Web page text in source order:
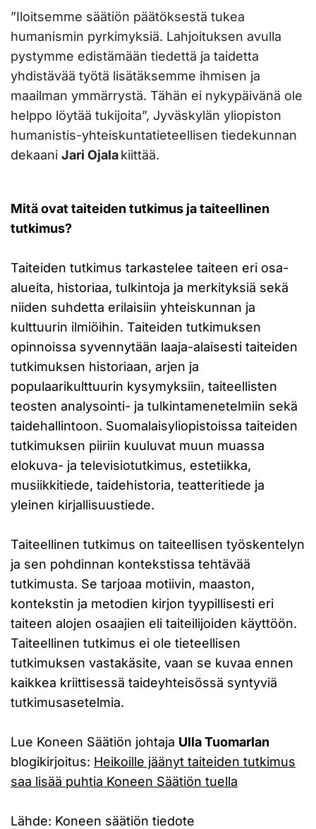
”Iloitsemme säätiön päätöksestä tukea
humanismin pyrkimyksiä. Lahjoituksen avulla
pystymme edistämään tiedettä ja taidetta
yhdistävää työtä lisätäksemme ihmisen ja
maailman ymmärrystä. Tähän ei nykypäivänä ole
helppo löytää tukijoita”, Jyväskylän yliopiston
humanistis-yhteiskuntatieteellisen tiedekunnan
dekaani Jari Ojalakiittää.
Mitä ovat taiteiden tutkimus ja taiteellinen
tutkimus?
Taiteiden tutkimus tarkastelee taiteen eri osa-
alueita, historiaa, tulkintoja ja merkityksiä sekä
niiden suhdetta erilaisiin yhteiskunnan ja
kulttuurin ilmiöihin. Taiteiden tutkimuksen
opinnoissa syvennytään laaja-alaisesti taiteiden
tutkimuksen historiaan, arjen ja
populaarikulttuurin kysymyksiin, taiteellisten
teosten analysointi- ja tulkintamenetelmiin sekä
taidehallintoon. Suomalaisyliopistoissa taiteiden
tutkimuksen piiriin kuuluvat muun muassa
elokuva- ja televisiotutkimus, estetiikka,
musiikkitiede, taidehistoria, teatteritiede ja
yleinen kirjallisuustiede.
Taiteellinen tutkimus on taiteellisen työskentelyn
ja sen pohdinnan kontekstissa tehtävää
tutkimusta. Se tarjoaa motiivin, maaston,
kontekstin ja metodien kirjon tyypillisesti eri
taiteen alojen osaajien eli taiteilijoiden käyttöön.
Taiteellinen tutkimus ei ole tieteellisen
tutkimuksen vastakäsite, vaan se kuvaa ennen
kaikkea kriittisessä taideyhteisössä syntyviä
tutkimusasetelmia.
Lue Koneen Säätiön johtaja Ulla Tuomarlan
blogikirjoitus: Heikoille jäänyt taiteiden tutkimus
saa lisää puhtia Koneen Säätiön tuella
Lähde: Koneen säätiön tiedote